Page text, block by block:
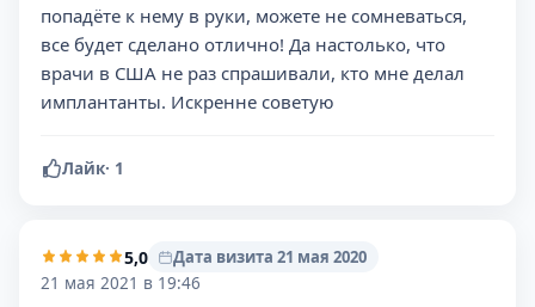
попадёте к нему в руки, можете не сомневаться,
все будет сделано отлично! Да настолько, что
врачи в США не раз спрашивали, кто мне делал
имплантанты. Искренне советую
Лайк· 1
5,0
Дата визита 21 мая 2020
21 мая 2021 в 19:46